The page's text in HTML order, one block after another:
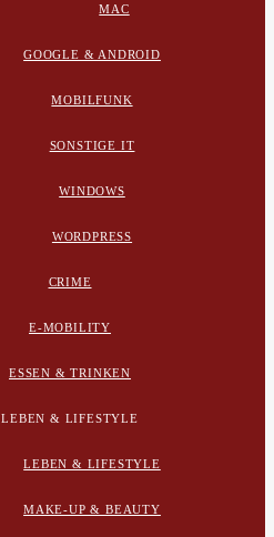
MAC
GOOGLE & ANDROID
MOBILFUNK
SONSTIGE IT
WINDOWS
WORDPRESS
CRIME
E-MOBILITY
ESSEN & TRINKEN
LEBEN & LIFESTYLE
LEBEN & LIFESTYLE
MAKE-UP & BEAUTY